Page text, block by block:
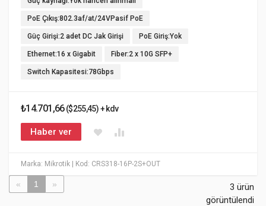
Marka: Mikrotik | Kod: CRS318-16P-2S+OUT
PoE Çıkış:802.3af/at/24VPasif PoE
Güç Girişi:2 adet DC Jak Girişi PoE Giriş:Yok
Ethernet:16 x Gigabit Fiber:2 x 10G SFP+
Switch Kapasitesi:78Gbps
₺14.701,66($255,45) + kdv
Haber ver
« 1 »
3 ürün
görüntülendi